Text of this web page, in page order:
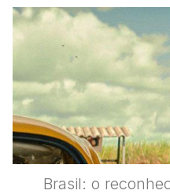
Brasil: o